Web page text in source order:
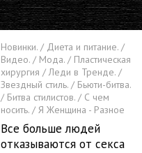
Новинки. / Диета и питание. /
Видео. / Мода. / Пластическая
хирургия / Леди в Тренде. /
Звездный стиль. / Бьюти-битва.
/ Битва стилистов. / С чем
носить. / Я Женщина - Разное
Все больше людей
отказываются от секса